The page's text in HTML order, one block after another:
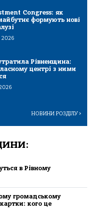
Congress: як
формують нові
2026
Рівненщина:
центрі з ними
НОВИНИ РОЗДІЛУ>
в Рівному
громадському
кого це